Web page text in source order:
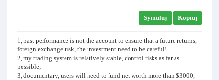
Symuluj Kopiuj
1, past performance is not the account to ensure that a future returns,
foreign exchange risk, the investment need to be careful!
2, my trading system is relatively stable, control risks as far as
possible;
3, documentary, users will need to fund net worth more than $3000,